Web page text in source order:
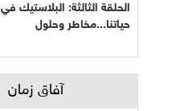
الحلقة الثالثة: البلاستيك في
حياتنا...مخاطر وحلول
آفاق زمان